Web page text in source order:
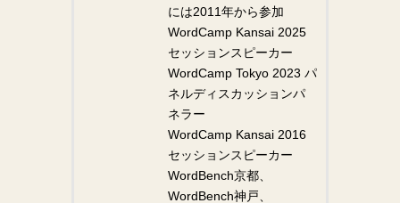
には2011年から参加
WordCamp Kansai 2025
セッションスピーカー
WordCamp Tokyo 2023 パ
ネルディスカッションパ
ネラー
WordCamp Kansai 2016
セッションスピーカー
WordBench京都、
WordBench神戸、